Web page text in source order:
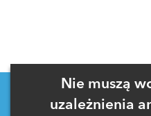
Nie muszą
uzależnienia